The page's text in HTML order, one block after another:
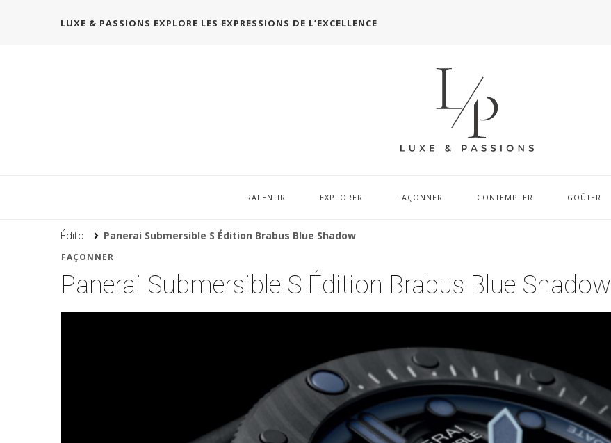
LUXE & PASSIONS EXPLORE LES EXPRESSIONS DE L’EXCELLENCE
RALENTIR EXPLORER FAÇONNER CONTEMPLER GOÛTER
Édito Panerai Submersible S Édition Brabus Blue Shadow
FAÇONNER
Panerai Submersible S Édition Brabus Blue Shadow